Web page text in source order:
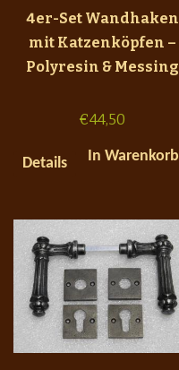
4er-Set Wandhaken
mit Katzenköpfen –
Polyresin & Messing
€44,50
Details In Warenkorb